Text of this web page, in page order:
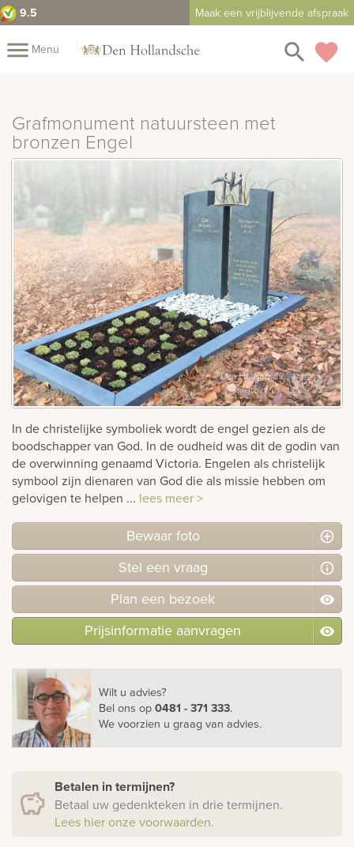
9.5 Maak een vrijblijvende afspraak
menu Menu favorite
search
close
Fotoboek
Informatie
ons
Winkels Contact
Bekijk
ook:
Grafmonument natuursteen met
bronzen Engel
In de christelijke symboliek wordt de engel gezien als de
boodschapper van God. In de oudheid was dit de godin van
de overwinning genaamd Victoria. Engelen als christelijk
symbool zijn dienaren van God die als missie hebben om
gelovigen te helpen ... lees meer >
Bewaar foto
Stel een vraag
Plan een bezoek
Prijsinformatie aanvragen
Wilt u advies?
Bel ons op0481 - 371 333.
We voorzien u graag van advies.
Betalen in termijnen?
Betaal uw gedenkteken in drie termijnen.
Lees hier onze voorwaarden.